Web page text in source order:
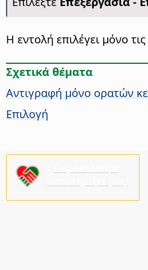
Η εντολή επιλέγει μόνο
Σχετικά θέματα
Αντιγραφή μόνο ορατών
Επιλογή